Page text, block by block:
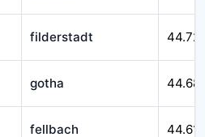
filderstadt 44.721
gotha
fellbach 44.611